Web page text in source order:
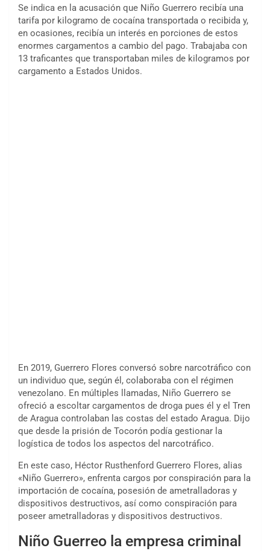
Se indica en la acusación que Niño Guerrero recibía una
tarifa por kilogramo de cocaína transportada o recibida y,
en ocasiones, recibía un interés en porciones de estos
enormes cargamentos a cambio del pago. Trabajaba con
13 traficantes que transportaban miles de kilogramos por
cargamento a Estados Unidos.
En 2019, Guerrero Flores conversó sobre narcotráfico con
un individuo que, según él, colaboraba con el régimen
venezolano. En múltiples llamadas, Niño Guerrero se
ofreció a escoltar cargamentos de droga pues él y el Tren
de Aragua controlaban las costas del estado Aragua. Dijo
que desde la prisión de Tocorón podía gestionar la
logística de todos los aspectos del narcotráfico.
En este caso, Héctor Rusthenford Guerrero Flores, alias
«Niño Guerrero», enfrenta cargos por conspiración para la
importación de cocaína, posesión de ametralladoras y
dispositivos destructivos, así como conspiración para
poseer ametralladoras y dispositivos destructivos.
Niño Guerreo la empresa criminal